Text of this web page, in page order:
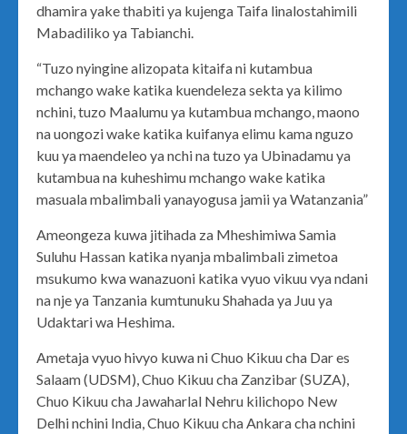
dhamira yake thabiti ya kujenga Taifa linalostahimili
Mabadiliko ya Tabianchi.
“Tuzo nyingine alizopata kitaifa ni kutambua
mchango wake katika kuendeleza sekta ya kilimo
nchini, tuzo Maalumu ya kutambua mchango, maono
na uongozi wake katika kuifanya elimu kama nguzo
kuu ya maendeleo ya nchi na tuzo ya Ubinadamu ya
kutambua na kuheshimu mchango wake katika
masuala mbalimbali yanayogusa jamii ya Watanzania”
Ameongeza kuwa jitihada za Mheshimiwa Samia
Suluhu Hassan katika nyanja mbalimbali zimetoa
msukumo kwa wanazuoni katika vyuo vikuu vya ndani
na nje ya Tanzania kumtunuku Shahada ya Juu ya
Udaktari wa Heshima.
Ametaja vyuo hivyo kuwa ni Chuo Kikuu cha Dar es
Salaam (UDSM), Chuo Kikuu cha Zanzibar (SUZA),
Chuo Kikuu cha Jawaharlal Nehru kilichopo New
Delhi nchini India, Chuo Kikuu cha Ankara cha nchini